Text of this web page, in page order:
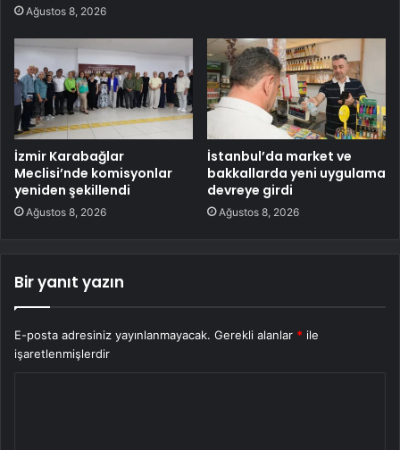
Ağustos 8, 2026
İzmir Karabağlar
Meclisi’nde komisyonlar
yeniden şekillendi
Ağustos 8, 2026
İstanbul’da market ve
bakkallarda yeni uygulama
devreye girdi
Ağustos 8, 2026
Bir yanıt yazın
E-posta adresiniz yayınlanmayacak. Gerekli alanlar * ile
işaretlenmişlerdir